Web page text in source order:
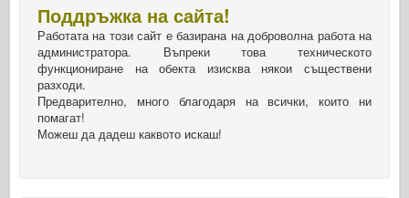
Поддръжка на сайта!
Работата на този сайт е базирана на доброволна работа на
администратора. Въпреки това техническото
функциониране на обекта изисква някои съществени
разходи.
Предварително, много благодаря на всички, които ни
помагат!
Можеш да дадеш каквото искаш!